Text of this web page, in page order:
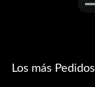
Los más Pedidos